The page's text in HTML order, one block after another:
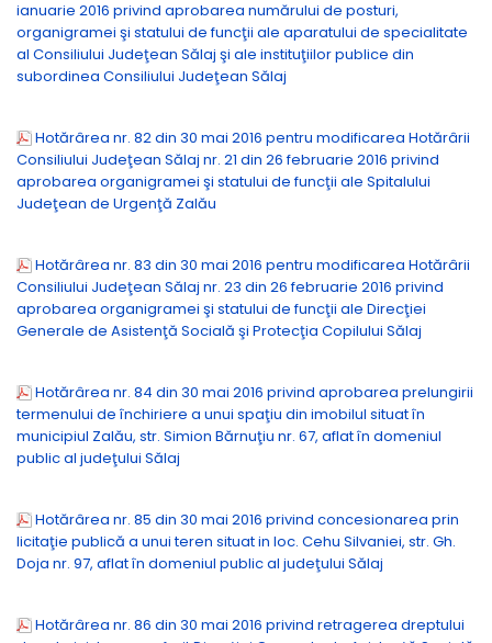
ianuarie 2016 privind aprobarea numărului de posturi,
organigramei şi statului de funcţii ale aparatului de specialitate
al Consiliului Judeţean Sălaj şi ale instituţiilor publice din
subordinea Consiliului Judeţean Sălaj
Hotărârea nr. 82 din 30 mai 2016 pentru modificarea Hotărârii
Consiliului Judeţean Sălaj nr. 21 din 26 februarie 2016 privind
aprobarea organigramei şi statului de funcţii ale Spitalului
Judeţean de Urgenţă Zalău
Hotărârea nr. 83 din 30 mai 2016 pentru modificarea Hotărârii
Consiliului Judeţean Sălaj nr. 23 din 26 februarie 2016 privind
aprobarea organigramei şi statului de funcţii ale Direcţiei
Generale de Asistenţă Socială şi Protecţia Copilului Sălaj
Hotărârea nr. 84 din 30 mai 2016 privind aprobarea prelungirii
termenului de închiriere a unui spaţiu din imobilul situat în
municipiul Zalău, str. Simion Bărnuţiu nr. 67, aflat în domeniul
public al judeţului Sălaj
Hotărârea nr. 85 din 30 mai 2016 privind concesionarea prin
licitaţie publică a unui teren situat in loc. Cehu Silvaniei, str. Gh.
Doja nr. 97, aflat în domeniul public al judeţului Sălaj
Hotărârea nr. 86 din 30 mai 2016 privind retragerea dreptului